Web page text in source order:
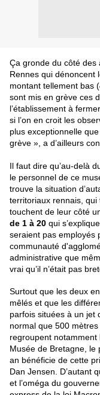
Ça gronde du côté des
Rennes qui dénoncent
montant tellement bas (
sont mis en grève ces
l’établissement à
si l’on en croit les
plus exceptionnelle
grève », a d’ailleurs
Il faut dire qu’au-delà
le personnel de ce
trouve la situation
territoriaux rennais, qui
touchent de leur côté
de 1 à 20 qui
seraient pas employés
communauté
administrative que
vrai qu’il n’était pas
Surtout que les deux
mêlés et que les
parfois situées à un jet
normal que 500
regroupent
Musée de Bretagne, le
an bénéficie de cette
Dan Jensen. D’autant
et l’oméga du